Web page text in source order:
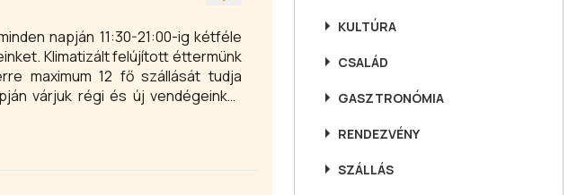
napján 11:30-21:00-ig kétféle
Klimatizált felújított éttermünk
maximum 12 fő szállását tudja
várjuk régi és új vendégeinket
KULTÚRA
CSALÁD
GASZTRONÓMIA
RENDEZVÉNY
SZÁLLÁS